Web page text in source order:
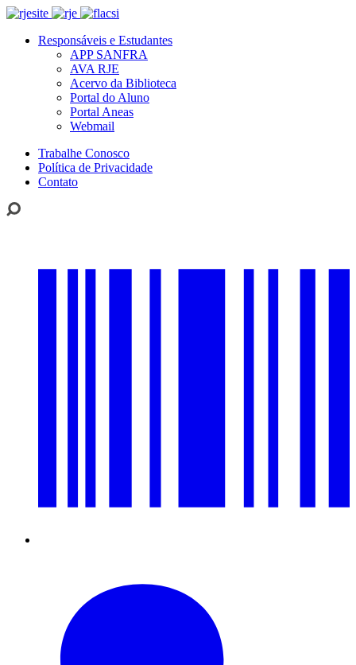
Responsáveis e Estudantes
APP SANFRA
AVA RJE
Acervo da Biblioteca
Portal do Aluno
Portal Aneas
Webmail
Trabalhe Conosco
Política de Privacidade
Contato